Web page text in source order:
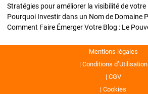
Mentions légales
Conditions d’Utilisation
CGV
Cookies